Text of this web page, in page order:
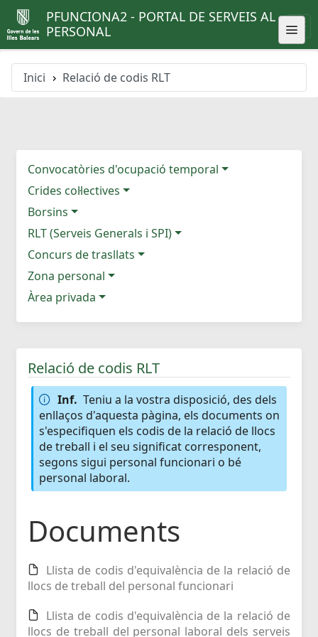
PFUNCIONA2 - PORTAL DE SERVEIS AL
PERSONAL
Inici Relació de codis RLT
Convocatòries d'ocupació temporal
Crides col·lectives
Borsins
RLT (Serveis Generals i SPI)
Concurs de trasllats
Zona personal
Àrea privada
Relació de codis RLT
Inf. Teniu a la vostra disposició, des dels
enllaços d'aquesta pàgina, els documents on
s'especifiquen els codis de la relació de llocs
de treball i el seu significat corresponent,
segons sigui personal funcionari o bé
personal laboral.
Documents
Llista de codis d'equivalència de la relació de
llocs de treball del personal funcionari
Llista de codis d'equivalència de la relació de
llocs de treball del personal laboral dels serveis